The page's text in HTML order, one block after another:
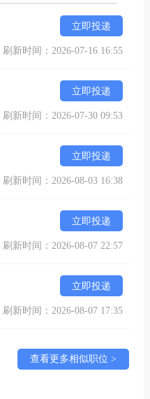
立即投递
刷新时间：2026-07-16 16:55
立即投递
刷新时间：2026-07-30 09:53
立即投递
刷新时间：2026-08-03 16:38
立即投递
刷新时间：2026-08-07 22:57
立即投递
刷新时间：2026-08-07 17:35
查看更多相似职位 >